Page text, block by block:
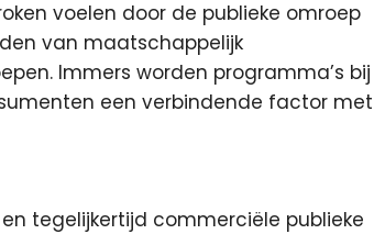
voelen door de publieke omroep
van maatschappelijk
Immers worden programma’s bij
een verbindende factor met
tegelijkertijd commerciële publieke